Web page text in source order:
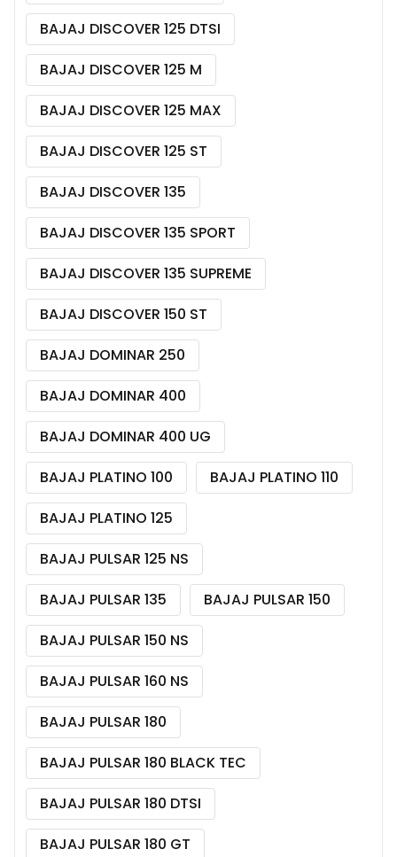
BAJAJ DISCOVER 125 DTSI
BAJAJ DISCOVER 125 M
BAJAJ DISCOVER 125 MAX
BAJAJ DISCOVER 125 ST
BAJAJ DISCOVER 135
BAJAJ DISCOVER 135 SPORT
BAJAJ DISCOVER 135 SUPREME
BAJAJ DISCOVER 150 ST
BAJAJ DOMINAR 250
BAJAJ DOMINAR 400
BAJAJ DOMINAR 400 UG
BAJAJ PLATINO 100
BAJAJ PLATINO 110
BAJAJ PLATINO 125
BAJAJ PULSAR 125 NS
BAJAJ PULSAR 135
BAJAJ PULSAR 150
BAJAJ PULSAR 150 NS
BAJAJ PULSAR 160 NS
BAJAJ PULSAR 180
BAJAJ PULSAR 180 BLACK TEC
BAJAJ PULSAR 180 DTSI
BAJAJ PULSAR 180 GT